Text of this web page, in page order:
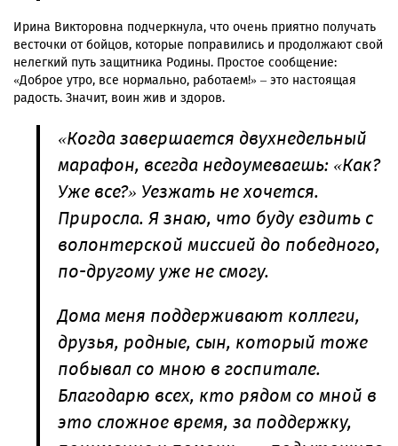
Ирина Викторовна подчеркнула, что очень приятно получать
весточки от бойцов, которые поправились и продолжают свой
нелегкий путь защитника Родины. Простое сообщение:
«Доброе утро, все нормально, работаем!» – это настоящая
радость. Значит, воин жив и здоров.
«Когда завершается двухнедельный
марафон, всегда недоумеваешь: «Как?
Уже все?» Уезжать не хочется.
Приросла. Я знаю, что буду ездить с
волонтерской миссией до победного,
по-другому уже не смогу.
Дома меня поддерживают коллеги,
друзья, родные, сын, который тоже
побывал со мною в госпитале.
Благодарю всех, кто рядом со мной в
это сложное время, за поддержку,